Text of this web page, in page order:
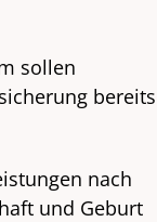
sollen
bereits
nach
und Geburt